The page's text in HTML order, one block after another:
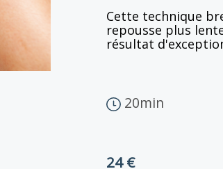
Cette technique
repousse plus
résultat
20min
24 €